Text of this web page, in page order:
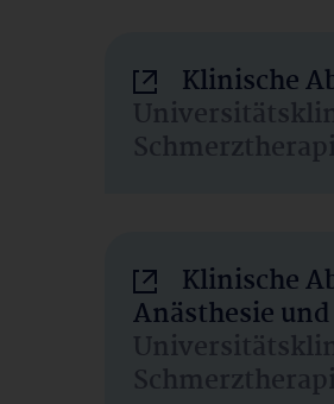
Klinische
Klinische
Anästhesie